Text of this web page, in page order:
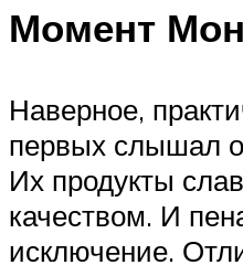
Момент
Наверное,
первых слышал
Их продукты
качеством. И
исключение.